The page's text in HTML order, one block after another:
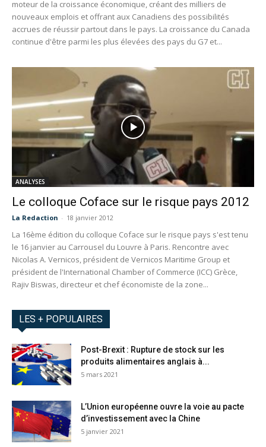
moteur de la croissance économique, créant des milliers de
nouveaux emplois et offrant aux Canadiens des possibilités
accrues de réussir partout dans le pays. La croissance du Canada
continue d'être parmi les plus élevées des pays du G7 et...
ANALYSES
Le colloque Coface sur le risque pays 2012
La Redaction - 18 janvier 2012
La 16ème édition du colloque Coface sur le risque pays s'est tenu
le 16 janvier au Carrousel du Louvre à Paris. Rencontre avec
Nicolas A. Vernicos, président de Vernicos Maritime Group et
président de l'International Chamber of Commerce (ICC) Grèce,
Rajiv Biswas, directeur et chef économiste de la zone...
LES + POPULAIRES
Post-Brexit : Rupture de stock sur les
produits alimentaires anglais à...
5 mars 2021
L’Union européenne ouvre la voie au pacte
d’investissement avec la Chine
5 janvier 2021